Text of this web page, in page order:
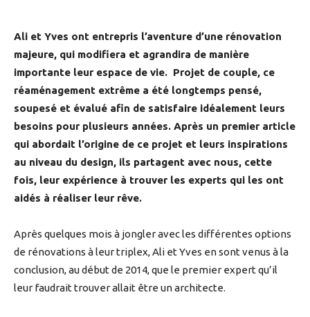
Ali et Yves ont entrepris l’aventure d’une rénovation
majeure, qui modifiera et agrandira de manière
importante leur espace de vie. Projet de couple, ce
réaménagement extrême a été longtemps pensé,
soupesé et évalué afin de satisfaire idéalement leurs
besoins pour plusieurs années. Après un premier article
qui abordait l’origine de ce projet et leurs inspirations
au niveau du design, ils partagent avec nous, cette
fois, leur expérience à trouver les experts qui les ont
aidés à réaliser leur rêve.
Après quelques mois à jongler avec les différentes options
de rénovations à leur triplex, Ali et Yves en sont venus à la
conclusion, au début de 2014, que le premier expert qu’il
leur faudrait trouver allait être un architecte.